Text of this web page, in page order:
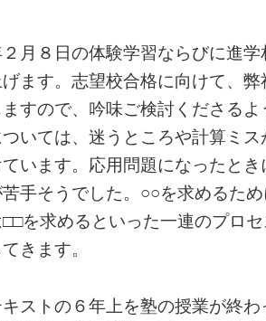
月８日の体験学習ならびに進学
ます。志望校合格に向けて、
すので、吟味ご検討くださるよ
いては、迷うところや計算ミス
います。応用問題になったと
苦手そうでした。○○を求めるた
を求めるといった一連のプロ
きます。
ストの６年上を塾の授業が終